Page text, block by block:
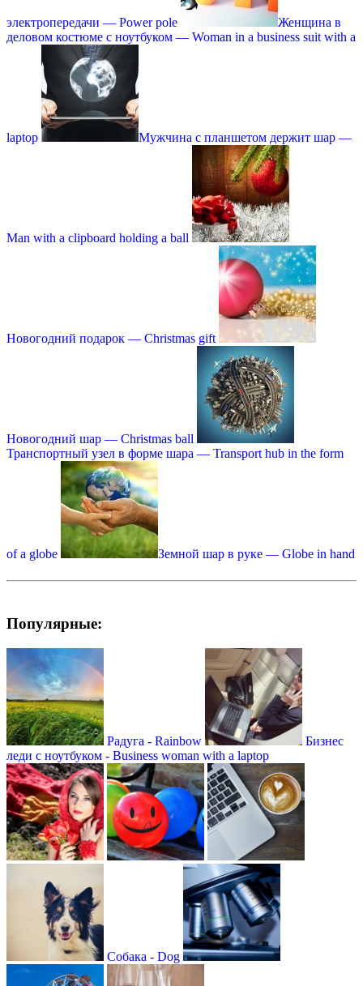
электропередачи — Power pole
Женщина в
деловом костюме с ноутбуком — Woman in a business suit with a
laptop Мужчина с планшетом держит шар —
Мan with a clipboard holding a ball
Новогодний подарок — Christmas gift
Новогодний шар — Christmas ball
Транспортный узел в форме шара — Transport hub in the form
of a globe Земной шар в руке — Globe in hand
Популярные:
Радуга - Rainbow
Бизнес
леди с ноутбуком - Business woman with a laptop
Собака - Dog